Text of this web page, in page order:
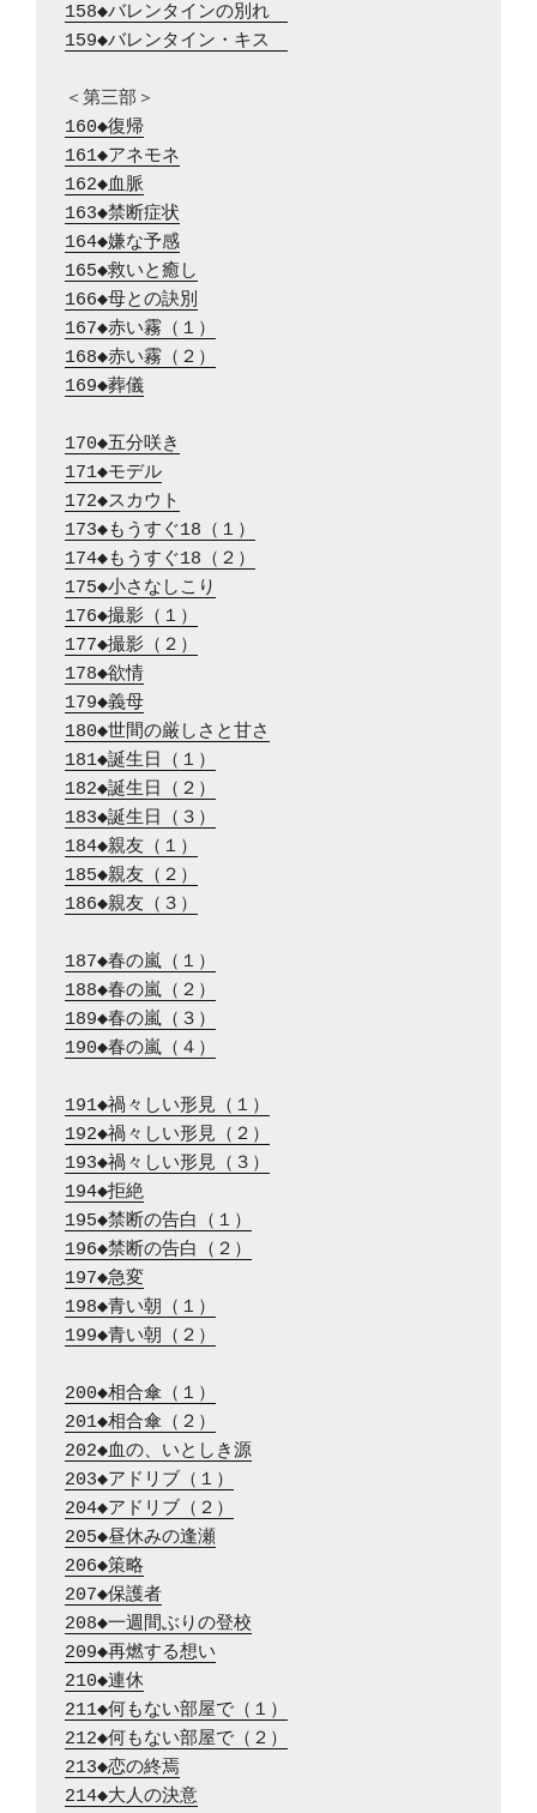
158◆バレンタインの別れ
159◆バレンタイン・キス
160◆復帰
161◆アネモネ
162◆血脈
163◆禁断症状
164◆嫌な予感
165◆救いと癒し
166◆母との訣別
167◆赤い霧（１）
168◆赤い霧（２）
169◆葬儀
170◆五分咲き
171◆モデル
172◆スカウト
173◆もうすぐ18（１）
174◆もうすぐ18（２）
175◆小さなしこり
176◆撮影（１）
177◆撮影（２）
178◆欲情
179◆義母
180◆世間の厳しさと甘さ
181◆誕生日（１）
182◆誕生日（２）
183◆誕生日（３）
184◆親友（１）
185◆親友（２）
186◆親友（３）
187◆春の嵐（１）
188◆春の嵐（２）
189◆春の嵐（３）
190◆春の嵐（４）
191◆禍々しい形見（１）
192◆禍々しい形見（２）
193◆禍々しい形見（３）
194◆拒絶
195◆禁断の告白（１）
196◆禁断の告白（２）
197◆急変
198◆青い朝（１）
199◆青い朝（２）
200◆相合傘（１）
201◆相合傘（２）
202◆血の、いとしき源
203◆アドリブ（１）
204◆アドリブ（２）
205◆昼休みの逢瀬
206◆策略
207◆保護者
208◆一週間ぶりの登校
209◆再燃する想い
210◆連休
211◆何もない部屋で（１）
212◆何もない部屋で（２）
213◆恋の終焉
214◆大人の決意